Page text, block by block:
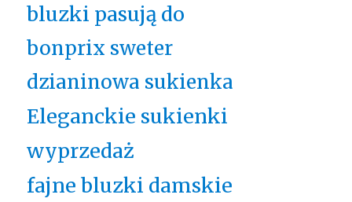
bluzki pasują do
bonprix sweter
dzianinowa sukienka
Eleganckie sukienki
wyprzedaż
fajne bluzki damskie